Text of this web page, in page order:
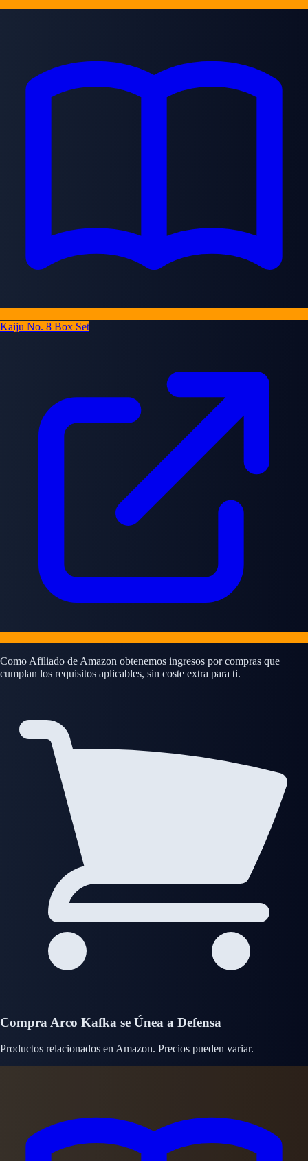
Kaiju No. 8 Box Set
Como Afiliado de Amazon obtenemos ingresos por compras que
cumplan los requisitos aplicables, sin coste extra para ti.
Compra Arco Kafka se Únea a Defensa
Productos relacionados en Amazon. Precios pueden variar.